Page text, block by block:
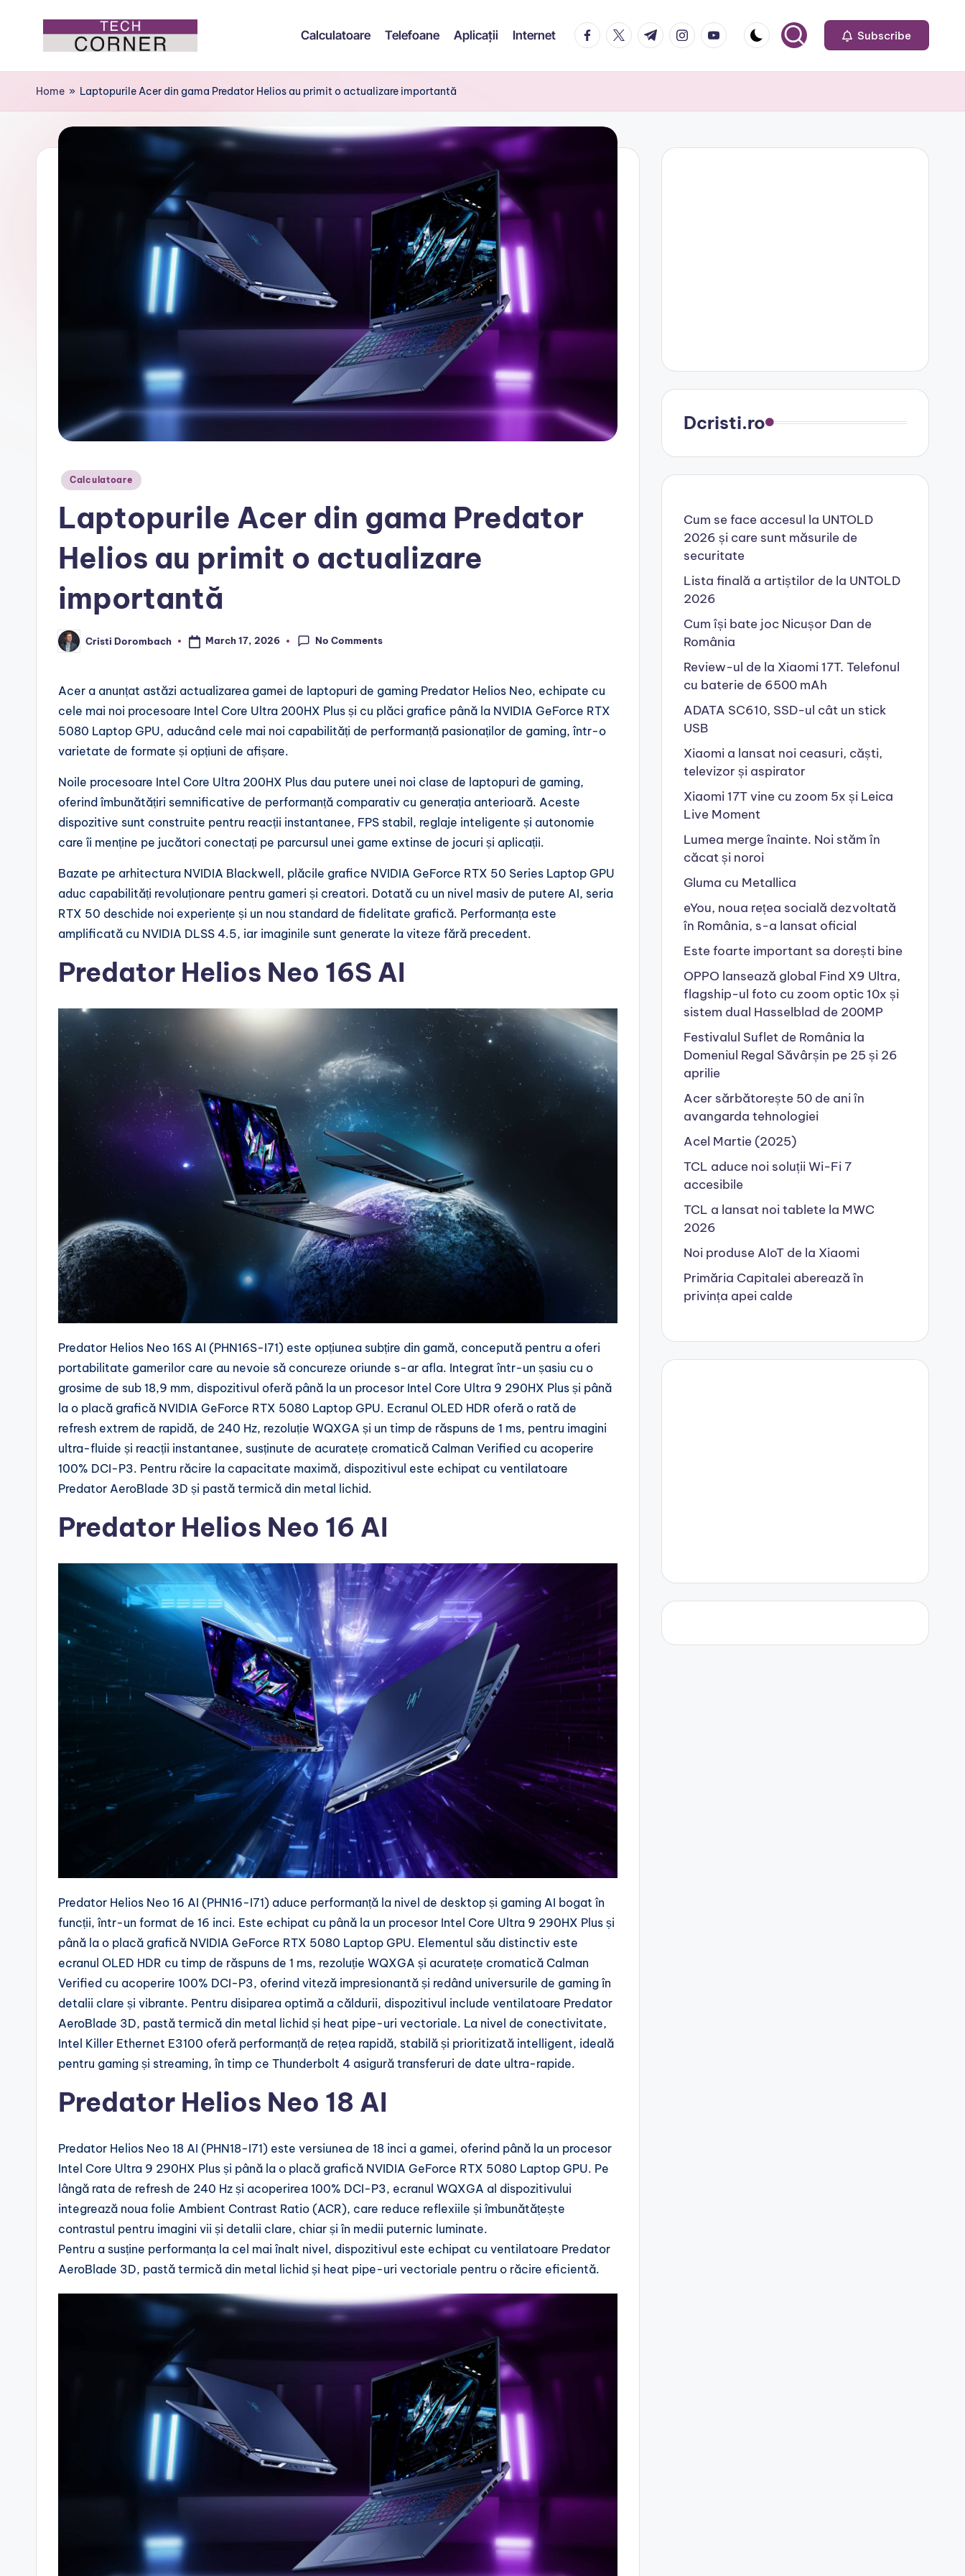
T
e
h
de
Calculatoare Telefoane Aplicații Internet facebook.com
twitter.com
t.me instagram.com
youtube.com Subscribe
Home » Laptopurile Acer din gama Predator Helios au primit o actualizare importantă
Posted
Calculatoare
Laptopurile Acer din gama Predator
Helios au primit o actualizare
importantă
Posted
by
Cristi Dorombach March 17, 2026 No Comments
Acer a anunțat astăzi actualizarea gamei de laptopuri de gaming Predator Helios Neo, echipate cu
cele mai noi procesoare Intel Core Ultra 200HX Plus și cu plăci grafice până la NVIDIA GeForce RTX
5080 Laptop GPU, aducând cele mai noi capabilități de performanță pasionaților de gaming, într-o
varietate de formate și opțiuni de afișare.
Noile procesoare Intel Core Ultra 200HX Plus dau putere unei noi clase de laptopuri de gaming,
oferind îmbunătățiri semnificative de performanță comparativ cu generația anterioară. Aceste
dispozitive sunt construite pentru reacții instantanee, FPS stabil, reglaje inteligente și autonomie
care îi menține pe jucători conectați pe parcursul unei game extinse de jocuri și aplicații.
Bazate pe arhitectura NVIDIA Blackwell, plăcile grafice NVIDIA GeForce RTX 50 Series Laptop GPU
aduc capabilități revoluționare pentru gameri și creatori. Dotată cu un nivel masiv de putere AI, seria
RTX 50 deschide noi experiențe și un nou standard de fidelitate grafică. Performanța este
amplificată cu NVIDIA DLSS 4.5, iar imaginile sunt generate la viteze fără precedent.
Predator Helios Neo 16S AI
Predator Helios Neo 16S AI (PHN16S-I71) este opțiunea subțire din gamă, concepută pentru a oferi
portabilitate gamerilor care au nevoie să concureze oriunde s-ar afla. Integrat într-un șasiu cu o
grosime de sub 18,9 mm, dispozitivul oferă până la un procesor Intel Core Ultra 9 290HX Plus și până
la o placă grafică NVIDIA GeForce RTX 5080 Laptop GPU. Ecranul OLED HDR oferă o rată de
refresh extrem de rapidă, de 240 Hz, rezoluție WQXGA și un timp de răspuns de 1 ms, pentru imagini
ultra-fluide și reacții instantanee, susținute de acuratețe cromatică Calman Verified cu acoperire
100% DCI-P3. Pentru răcire la capacitate maximă, dispozitivul este echipat cu ventilatoare
Predator AeroBlade 3D și pastă termică din metal lichid.
Predator Helios Neo 16 AI
Predator Helios Neo 16 AI (PHN16-I71) aduce performanță la nivel de desktop și gaming AI bogat în
funcții, într-un format de 16 inci. Este echipat cu până la un procesor Intel Core Ultra 9 290HX Plus și
până la o placă grafică NVIDIA GeForce RTX 5080 Laptop GPU. Elementul său distinctiv este
ecranul OLED HDR cu timp de răspuns de 1 ms, rezoluție WQXGA și acuratețe cromatică Calman
Verified cu acoperire 100% DCI-P3, oferind viteză impresionantă și redând universurile de gaming în
detalii clare și vibrante. Pentru disiparea optimă a căldurii, dispozitivul include ventilatoare Predator
AeroBlade 3D, pastă termică din metal lichid și heat pipe-uri vectoriale. La nivel de conectivitate,
Intel Killer Ethernet E3100 oferă performanță de rețea rapidă, stabilă și prioritizată intelligent, ideală
pentru gaming și streaming, în timp ce Thunderbolt 4 asigură transferuri de date ultra-rapide.
Predator Helios Neo 18 AI
Predator Helios Neo 18 AI (PHN18-I71) este versiunea de 18 inci a gamei, oferind până la un procesor
Intel Core Ultra 9 290HX Plus și până la o placă grafică NVIDIA GeForce RTX 5080 Laptop GPU. Pe
lângă rata de refresh de 240 Hz și acoperirea 100% DCI-P3, ecranul WQXGA al dispozitivului
integrează noua folie Ambient Contrast Ratio (ACR), care reduce reflexiile și îmbunătățește
contrastul pentru imagini vii și detalii clare, chiar și în medii puternic luminate.
Pentru a susține performanța la cel mai înalt nivel, dispozitivul este echipat cu ventilatoare Predator
AeroBlade 3D, pastă termică din metal lichid și heat pipe-uri vectoriale pentru o răcire eficientă.
Dcristi.ro
Cum se face accesul la UNTOLD
2026 și care sunt măsurile de
securitate
Lista finală a artiștilor de la UNTOLD
2026
Cum își bate joc Nicușor Dan de
România
Review-ul de la Xiaomi 17T. Telefonul
cu baterie de 6500 mAh
ADATA SC610, SSD-ul cât un stick
USB
Xiaomi a lansat noi ceasuri, căști,
televizor și aspirator
Xiaomi 17T vine cu zoom 5x și Leica
Live Moment
Lumea merge înainte. Noi stăm în
căcat și noroi
Gluma cu Metallica
eYou, noua rețea socială dezvoltată
în România, s-a lansat oficial
Este foarte important sa dorești bine
OPPO lansează global Find X9 Ultra,
flagship-ul foto cu zoom optic 10x și
sistem dual Hasselblad de 200MP
Festivalul Suflet de România la
Domeniul Regal Săvârșin pe 25 și 26
aprilie
Acer sărbătorește 50 de ani în
avangarda tehnologiei
Acel Martie (2025)
TCL aduce noi soluții Wi-Fi 7
accesibile
TCL a lansat noi tablete la MWC
2026
Noi produse AIoT de la Xiaomi
Primăria Capitalei aberează în
privința apei calde